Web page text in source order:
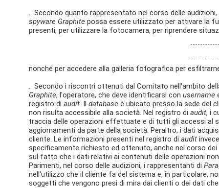
. Secondo quanto rappresentato nel corso delle
spyware Graphite possa essere utilizzato per attivare la
presenti, per utilizzare la fotocamera, per riprendere
nonché per accedere alla galleria fotografica per
. Secondo i riscontri ottenuti dal Comitato nell'ambito
Graphite, l'operatore, che deve identificarsi conusername
registro diaudit. Ildatabase è ubicato presso la sede del
non risulta accessibile alla società. Nel registro diaudit, i
traccia delle operazioni effettuate e di tutti gli accessi al
aggiornamenti da parte della società. Peraltro, i dati
cliente. Le informazioni presenti nel registro diaudit
specificamente richiesto ed ottenuto, anche nel corso
sul fatto che i dati relativi ai contenuti delle operazioni
Parimenti, nel corso delle audizioni, i rappresentanti di
nell'utilizzo che il cliente fa del sistema e, in particolare,
soggetti che vengono presi di mira dai clienti o dei dati